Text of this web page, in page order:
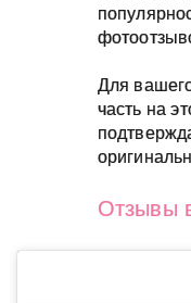
Для
часть на
Отзывы